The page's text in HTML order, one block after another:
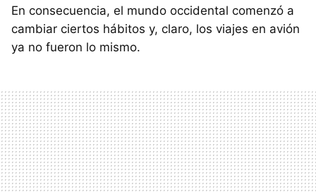
En consecuencia, el mundo occidental comenzó a
cambiar ciertos hábitos y, claro, los viajes en avión
ya no fueron lo mismo.